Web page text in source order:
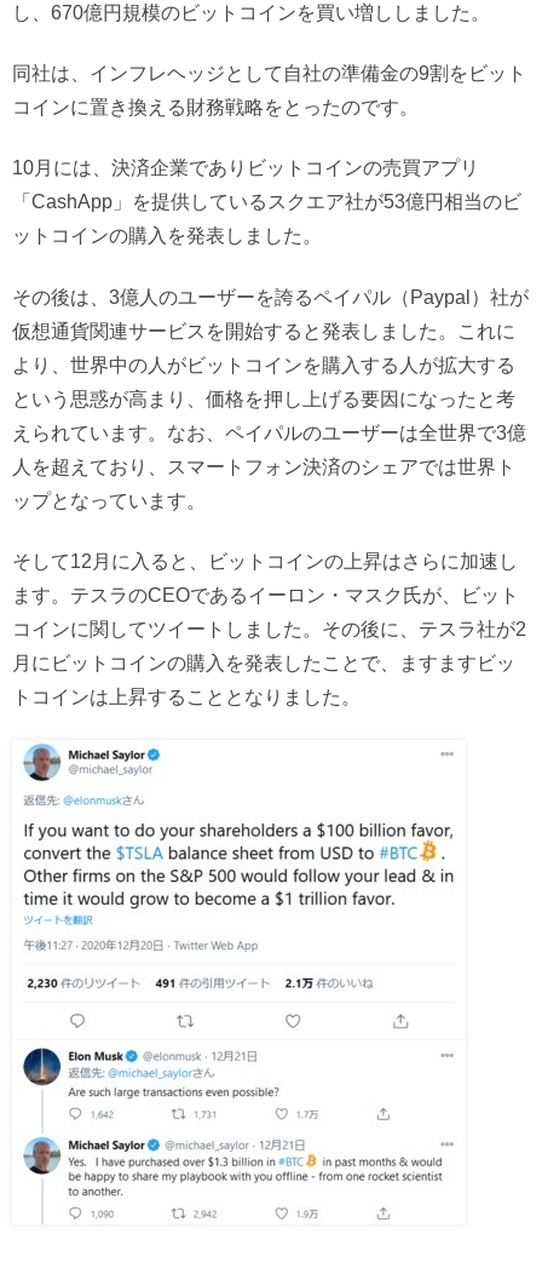
し、670億円規模のビットコインを買い増ししました。
同社は、インフレヘッジとして自社の準備金の9割をビット
コインに置き換える財務戦略をとったのです。
10月には、決済企業でありビットコインの売買アプリ
「CashApp」を提供しているスクエア社が53億円相当のビ
ットコインの購入を発表しました。
その後は、3億人のユーザーを誇るペイパル（Paypal）社が
仮想通貨関連サービスを開始すると発表しました。これに
より、世界中の人がビットコインを購入する人が拡大する
という思惑が高まり、価格を押し上げる要因になったと考
えられています。なお、ペイパルのユーザーは全世界で3億
人を超えており、スマートフォン決済のシェアでは世界ト
ップとなっています。
そして12月に入ると、ビットコインの上昇はさらに加速し
ます。テスラのCEOであるイーロン・マスク氏が、ビット
コインに関してツイートしました。その後に、テスラ社が2
月にビットコインの購入を発表したことで、ますますビッ
トコインは上昇することとなりました。